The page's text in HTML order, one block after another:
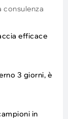
consulenza
efficace
3 giorni, è
in